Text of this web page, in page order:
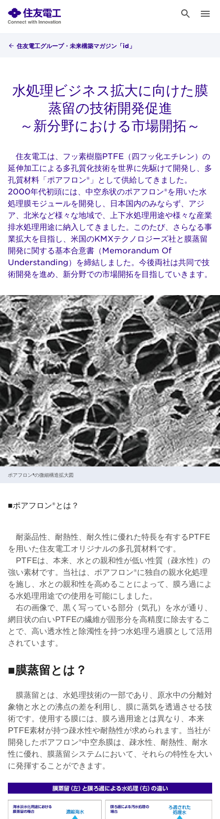
住友電工グループ・未来構築マガジン「id」
水処理ビジネス拡大に向けた膜
蒸留の技術開発促進
～新分野における市場開拓～
住友電工は、フッ素樹脂PTFE（四フッ化エチレン）の
延伸加工による多孔質化技術を世界に先駆けて開発し、多
孔質材料「ポアフロン®」として供給してきました。
2000年代初頭には、中空糸状のポアフロン®を用いた水
処理膜モジュールを開発し、日本国内のみならず、アジ
ア、北米など様々な地域で、上下水処理用途や様々な産業
排水処理用途に納入してきました。このたび、さらなる事
業拡大を目指し、米国のKMXテクノロジーズ社と膜蒸留
開発に関する基本合意書（Memorandum Of
Understanding）を締結しました。今後両社は共同で技
術開発を進め、新分野での市場開拓を目指していきます。
ポアフロン®の微細構造拡大図
■ポアフロン®とは？
耐薬品性、耐熱性、耐久性に優れた特長を有するPTFE
を用いた住友電工オリジナルの多孔質材料です。
PTFEは、本来、水との親和性が低い性質（疎水性）の
強い素材です。当社は、ポアフロン®に独自の親水化処理
を施し、水との親和性を高めることによって、膜ろ過によ
る水処理用途での使用を可能にしました。
右の画像で、黒く写っている部分（気孔）を水が通り、
網目状の白いPTFEの繊維が固形分を高精度に除去するこ
とで、高い透水性と除濁性を持つ水処理ろ過膜として活用
されています。
■膜蒸留とは？
膜蒸留とは、水処理技術の一部であり、原水中の分離対
象物と水との沸点の差を利用し、膜に蒸気を透過させる技
術です。使用する膜には、膜ろ過用途とは異なり、本来
PTFE素材が持つ疎水性や耐熱性が求められます。当社が
開発したポアフロン®中空糸膜は、疎水性、耐熱性、耐水
性に優れ、膜蒸留システムにおいて、それらの特性を大い
に発揮することができます。